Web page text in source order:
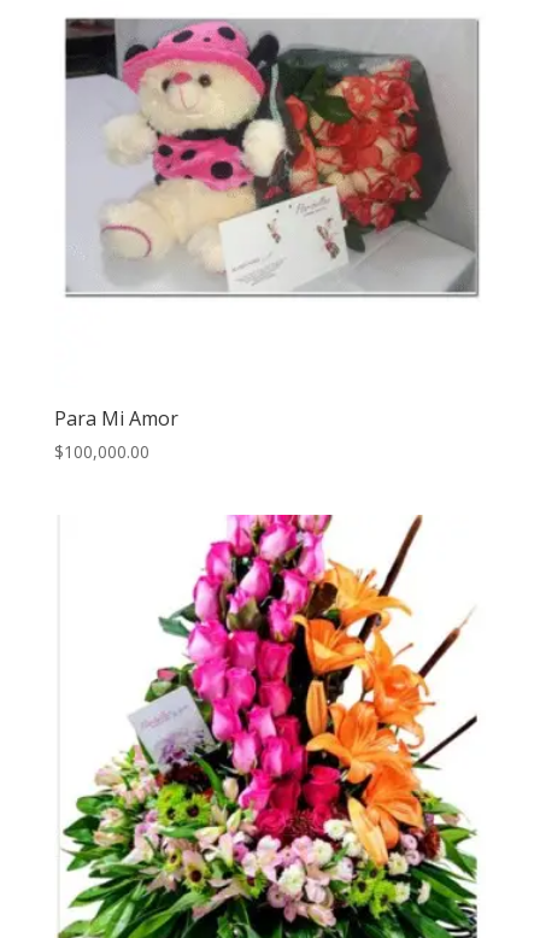
Para Mi Amor
$100,000.00